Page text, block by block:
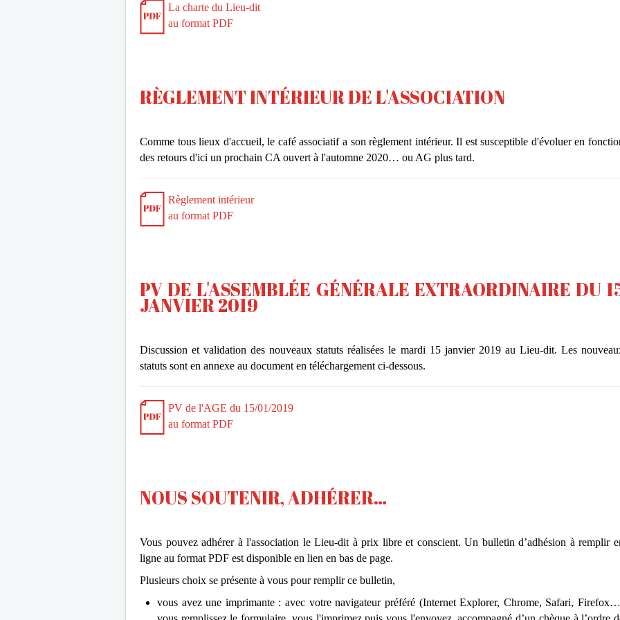
La charte du Lieu-dit
au format PDF
RÈGLEMENT INTÉRIEUR DE L'ASSOCIATION
Comme tous lieux d'accueil, le café associatif a son règlement intérieur. Il est susceptible d'évoluer en
des retours d'ici un prochain CA ouvert à l'automne 2020… ou AG plus tard.
Règlement intérieur
au format PDF
PV DE L'ASSEMBLÉE GÉNÉRALE EXTRAORDINAIRE DU
JANVIER 2019
Discussion et validation des nouveaux statuts réalisées le mardi 15 janvier 2019 au Lieu-dit. Les
statuts sont en annexe au document en téléchargement ci-dessous.
PV de l'AGE du 15/01/2019
au format PDF
NOUS SOUTENIR, ADHÉRER…
Vous pouvez adhérer à l'association le Lieu-dit à prix libre et conscient. Un bulletin d’adhésion à remplir
ligne au format PDF est disponible en lien en bas de page.
Plusieurs choix se présente à vous pour remplir ce bulletin,
vous avez une imprimante : avec votre navigateur préféré (Internet Explorer, Chrome, Safari,